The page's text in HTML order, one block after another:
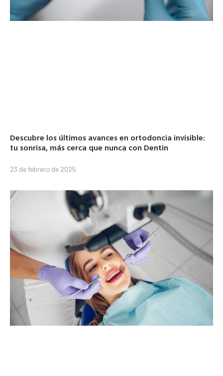
Descubre los últimos avances en ortodoncia invisible:
tu sonrisa, más cerca que nunca con Dentin
23 de febrero de 2025